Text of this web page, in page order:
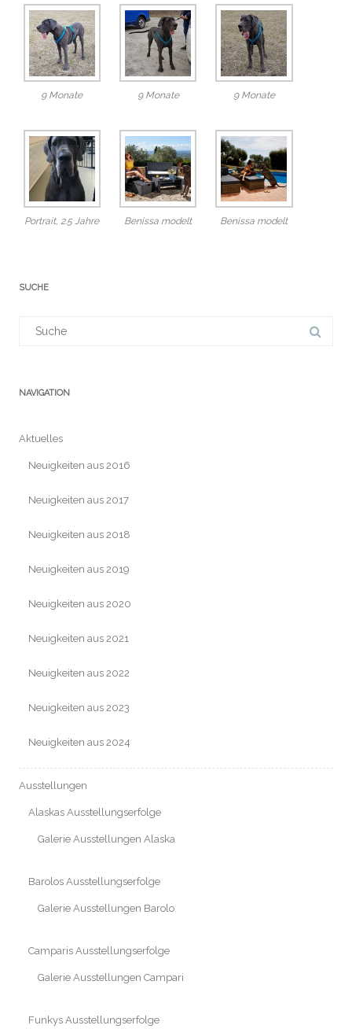
9 Monate 9 Monate 9 Monate
Portrait, 2.5 Jahre Benissa modelt Benissa modelt
SUCHE
NAVIGATION
Aktuelles
Neuigkeiten aus 2016
Neuigkeiten aus 2017
Neuigkeiten aus 2018
Neuigkeiten aus 2019
Neuigkeiten aus 2020
Neuigkeiten aus 2021
Neuigkeiten aus 2022
Neuigkeiten aus 2023
Neuigkeiten aus 2024
Ausstellungen
Alaskas Ausstellungserfolge
Galerie Ausstellungen Alaska
Barolos Ausstellungserfolge
Galerie Ausstellungen Barolo
Camparis Ausstellungserfolge
Galerie Ausstellungen Campari
Funkys Ausstellungserfolge